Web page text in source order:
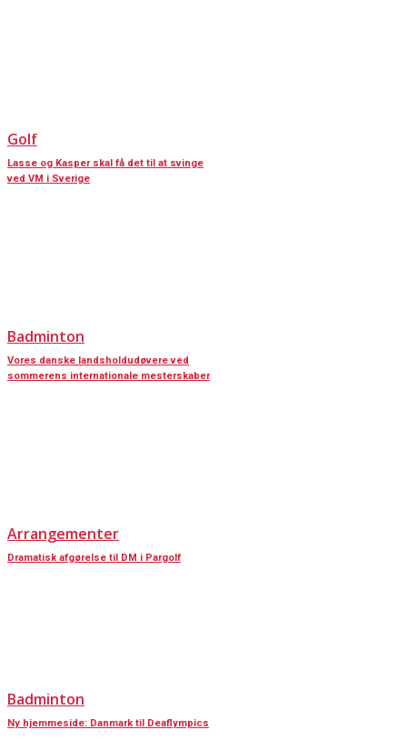
Golf
Lasse og Kasper skal få det til at svinge
ved VM i Sverige
Badminton
Vores danske landsholdudøvere ved
sommerens internationale mesterskaber
Arrangementer
Dramatisk afgørelse til DM i Pargolf
Badminton
Ny hjemmeside: Danmark til Deaflympics